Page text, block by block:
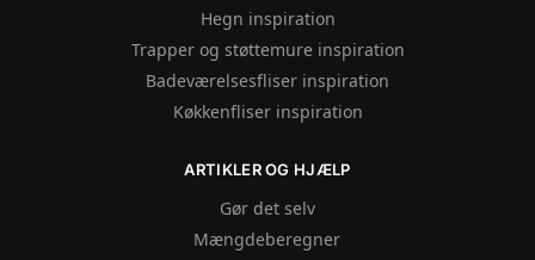
Hegn inspiration
Trapper og støttemure inspiration
Badeværelsesfliser inspiration
Køkkenfliser inspiration
ARTIKLER OG HJÆLP
Gør det selv
Mængdeberegner